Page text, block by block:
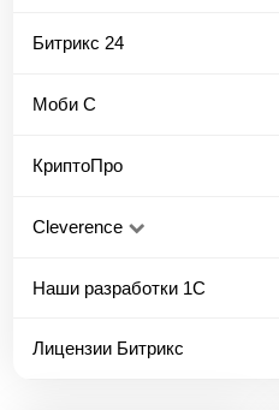
Битрикс 24
Моби С
КриптоПро
Cleverence
Наши разработки 1С
Лицензии Битрикс